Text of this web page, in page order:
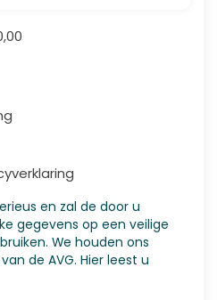
en zal de door u
gegevens op een veilige
We houden ons
de AVG. Hier leest u